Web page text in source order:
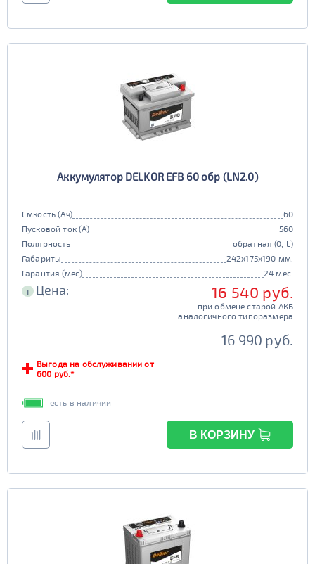
Аккумулятор DELKOR EFB 60 обр (LN2.0)
Емкость (Ач)
60
Пусковой ток (А)
560
Полярность
обратная (0, L)
Габариты
242x175x190 мм.
Гарантия (мес)
24 мес.
i Цена: 16 540 руб.
при обмене старой АКБ
аналогичного типоразмера
16 990 руб.
Выгода на обслуживании от
600 руб.*
есть в наличии
В КОРЗИНУ